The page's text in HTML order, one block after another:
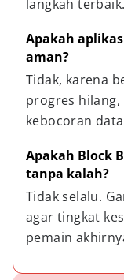
langkah terbaik.
Apakah
aman?
Tidak, karena
progres hilang,
kebocoran
Apakah Block
tanpa kalah?
Tidak selalu.
agar tingkat
pemain